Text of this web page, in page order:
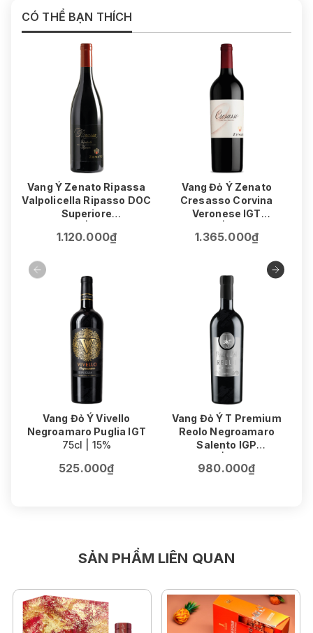
CÓ THỂ BẠN THÍCH
Vang Ý Zenato Ripassa
Valpolicella Ripasso DOC
Superiore
1.120.000₫
Vang Đỏ Ý Zenato
Cresasso Corvina
Veronese IGT
1.365.000₫
Vang Đỏ Ý Vivello
Negroamaro Puglia IGT
75cl | 15%
525.000₫
Vang Đỏ Ý T Premium
Reolo Negroamaro
Salento IGP
980.000₫
SẢN PHẨM LIÊN QUAN